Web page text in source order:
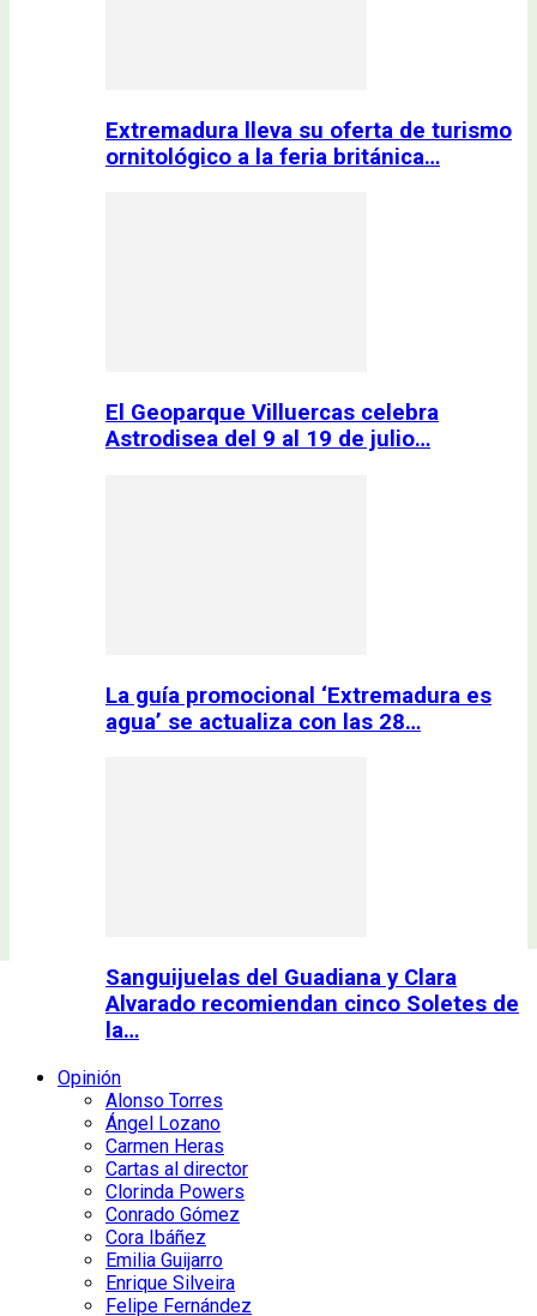
Extremadura lleva su oferta de turismo
ornitológico a la feria británica…
El Geoparque Villuercas celebra
Astrodisea del 9 al 19 de julio…
La guía promocional ‘Extremadura es
agua’ se actualiza con las 28…
Sanguijuelas del Guadiana y Clara
Alvarado recomiendan cinco Soletes de
la…
Opinión
Alonso Torres
Ángel Lozano
Carmen Heras
Cartas al director
Clorinda Powers
Conrado Gómez
Cora Ibáñez
Emilia Guijarro
Enrique Silveira
Felipe Fernández